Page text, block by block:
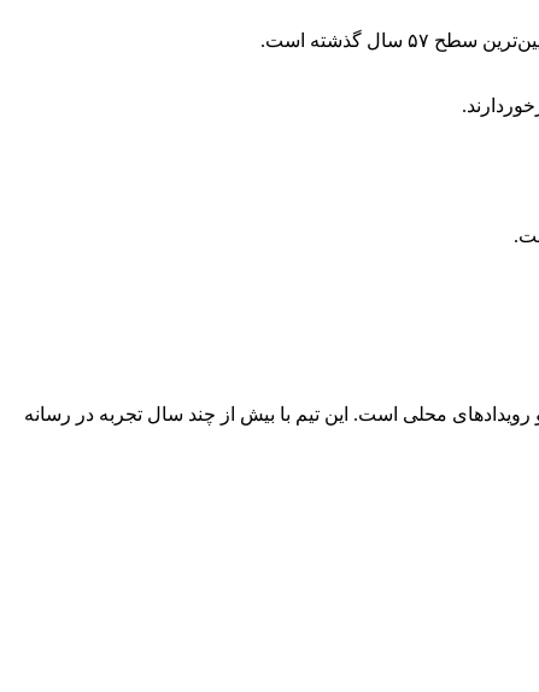
رویدادهای محلی است. این تیم با بیش از چند سال تجربه در رسانه‌